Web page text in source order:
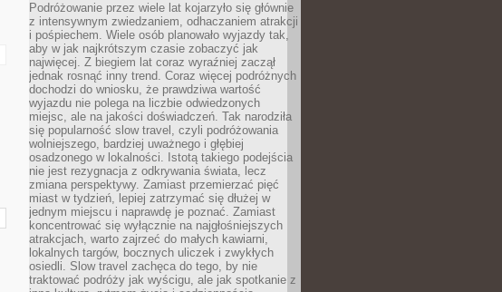
Podróżowanie przez wiele lat kojarzyło się głównie
z intensywnym zwiedzaniem, odhaczaniem atrakcji
i pośpiechem. Wiele osób planowało wyjazdy tak,
aby w jak najkrótszym czasie zobaczyć jak
najwięcej. Z biegiem lat coraz wyraźniej zaczął
jednak rosnąć inny trend. Coraz więcej podróżnych
dochodzi do wniosku, że prawdziwa wartość
wyjazdu nie polega na liczbie odwiedzonych
miejsc, ale na jakości doświadczeń. Tak narodziła
się popularność slow travel, czyli podróżowania
wolniejszego, bardziej uważnego i głębiej
osadzonego w lokalności. Istotą takiego podejścia
nie jest rezygnacja z odkrywania świata, lecz
zmiana perspektywy. Zamiast przemierzać pięć
miast w tydzień, lepiej zatrzymać się dłużej w
jednym miejscu i naprawdę je poznać. Zamiast
koncentrować się wyłącznie na najgłośniejszych
atrakcjach, warto zajrzeć do małych kawiarni,
lokalnych targów, bocznych uliczek i zwykłych
osiedli. Slow travel zachęca do tego, by nie
traktować podróży jak wyścigu, ale jak spotkanie z